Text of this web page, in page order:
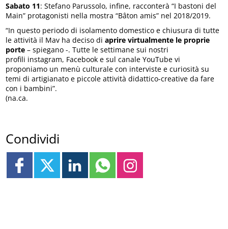
Sabato 11: Stefano Parussolo, infine, racconterà “I bastoni del
Main” protagonisti nella mostra “Bâton amis” nel 2018/2019.
“In questo periodo di isolamento domestico e chiusura di tutte
le attività il Mav ha deciso diaprire virtualmente le proprie
porte– spiegano -. Tutte le settimane sui nostri
profili instagram, Facebook e sul canale YouTube vi
proponiamo un menù culturale con interviste e curiosità su
temi di artigianato e piccole attività didattico-creative da fare
con i bambini”.
(na.ca.
Condividi